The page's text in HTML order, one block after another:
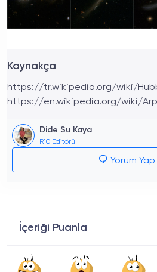
Kaynakça
https://tr.wikipedia.org/wiki/
https://en.wikipedia.org/wiki/
Dide Su Kaya
R10 Editörü
Yorum Yap
İçeriği Puanla